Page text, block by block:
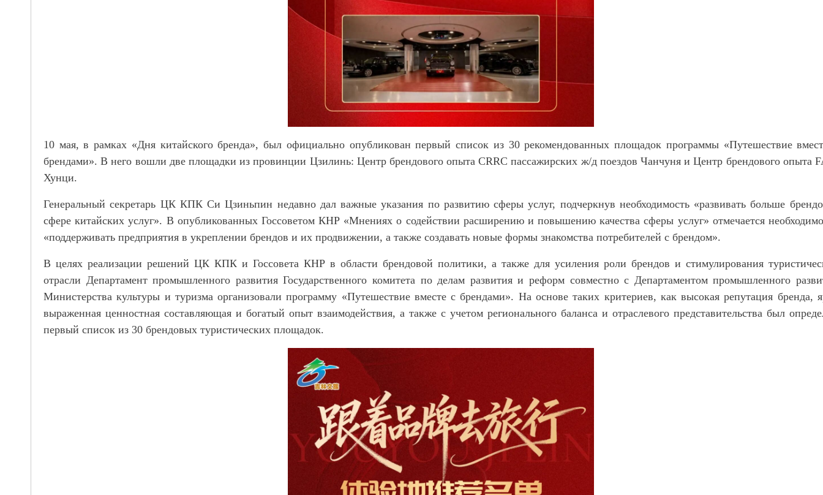
10 мая, в рамках «Дня китайского бренда», был официально опубликован первый список из 30 рекомендованных площадок программы «Путешествие
брендами». В него вошли две площадки из провинции Цзилинь: Центр брендового опыта CRRC пассажирских ж/д поездов Чанчуня и Центр брендового опыта
Хунци.
Генеральный секретарь ЦК КПК Си Цзиньпин недавно дал важные указания по развитию сферы услуг, подчеркнув необходимость «развивать больше
сфере китайских услуг». В опубликованных Госсоветом КНР «Мнениях о содействии расширению и повышению качества сферы услуг» отмечается
«поддерживать предприятия в укреплении брендов и их продвижении, а также создавать новые формы знакомства потребителей с брендом».
В целях реализации решений ЦК КПК и Госсовета КНР в области брендовой политики, а также для усиления роли брендов и стимулирования
отрасли Департамент промышленного развития Государственного комитета по делам развития и реформ совместно с Департаментом промышленного
Министерства культуры и туризма организовали программу «Путешествие вместе с брендами». На основе таких критериев, как высокая репутация бренда,
выраженная ценностная составляющая и богатый опыт взаимодействия, а также с учетом регионального баланса и отраслевого представительства был
первый список из 30 брендовых туристических площадок.